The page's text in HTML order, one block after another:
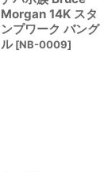
Morgan 14K スタ
ンプワーク バング
ル [NB-0009]